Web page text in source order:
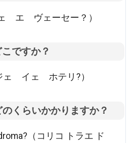
エ ヴェーセー？）
ですか？
ェ イェ ホテリ?）
くらいかかりますか？
（コリコ トラエ ド